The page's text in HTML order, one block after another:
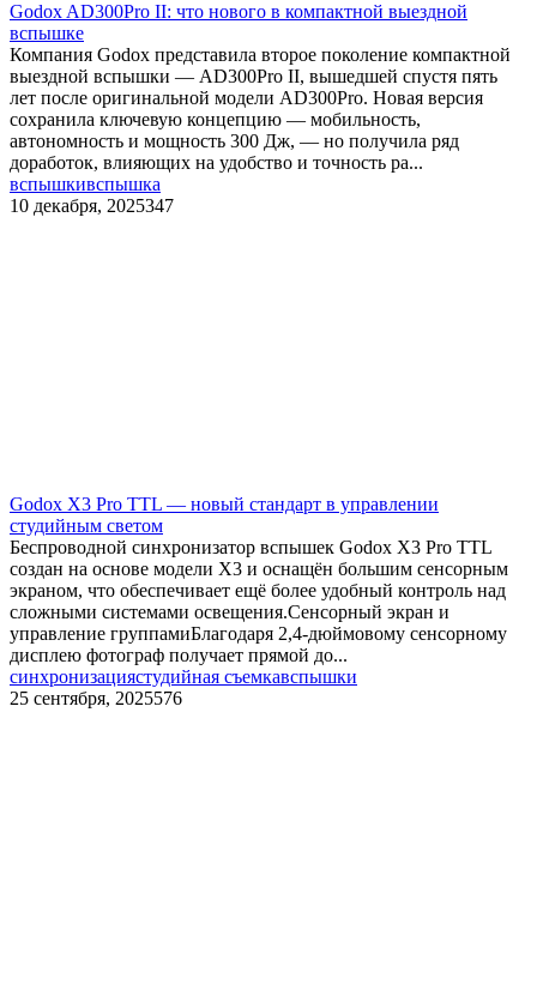
Godox AD300Pro II: что нового в компактной выездной
вспышке
Компания Godox представила второе поколение компактной
выездной вспышки — AD300Pro II, вышедшей спустя пять
лет после оригинальной модели AD300Pro. Новая версия
сохранила ключевую концепцию — мобильность,
автономность и мощность 300 Дж, — но получила ряд
доработок, влияющих на удобство и точность ра...
вспышкивспышка
10 декабря, 2025347
Godox X3 Pro TTL — новый стандарт в управлении
студийным светом
Беспроводной синхронизатор вспышек Godox X3 Pro TTL
создан на основе модели X3 и оснащён большим сенсорным
экраном, что обеспечивает ещё более удобный контроль над
сложными системами освещения.Сенсорный экран и
управление группамиБлагодаря 2,4-дюймовому сенсорному
дисплею фотограф получает прямой до...
синхронизациястудийная съемкавспышки
25 сентября, 2025576